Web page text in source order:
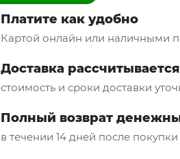
Платите как удобно
Картой онлайн или наличными
Доставка
стоимость и сроки доставки
Полный возврат
в течении 14 дней после покупки